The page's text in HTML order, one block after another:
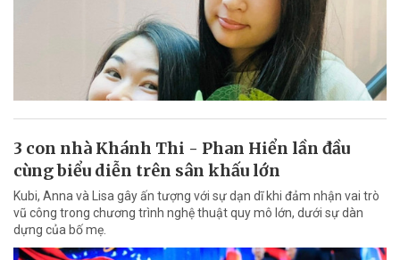
3 con nhà Khánh Thi - Phan Hiển lần đầu
cùng biểu diễn trên sân khấu lớn
Kubi, Anna và Lisa gây ấn tượng với sự dạn dĩ khi đảm nhận vai trò
vũ công trong chương trình nghệ thuật quy mô lớn, dưới sự dàn
dựng của bố mẹ.